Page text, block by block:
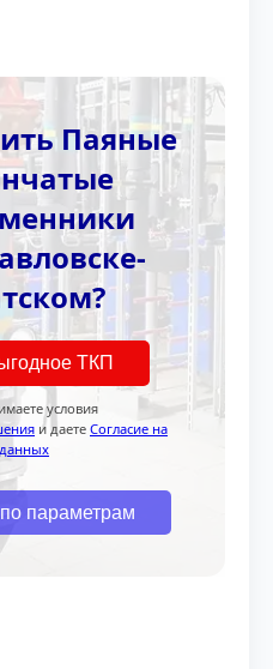
Паяные
ТКП
условия
и даете Согласие на
параметрам